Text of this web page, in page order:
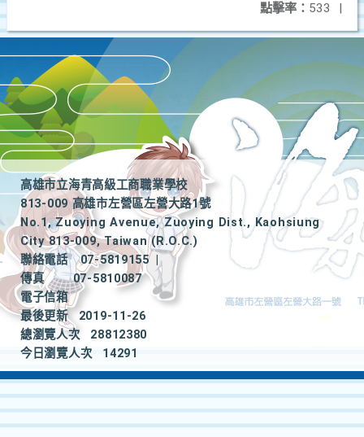
點擊率： 533 |
高雄市立海青高級工商職業學校
813-009 高雄市左營區左營大路1號
No.1, Zuoying Avenue, Zuoying Dist., Kaohsiung
City 813-009, Taiwan (R.O.C.)
聯絡電話
07-5819155
|
傳真
07-5810087
電子信箱
最後更新
2019-11-26
總瀏覽人次
28812380
今日瀏覽人次
14291